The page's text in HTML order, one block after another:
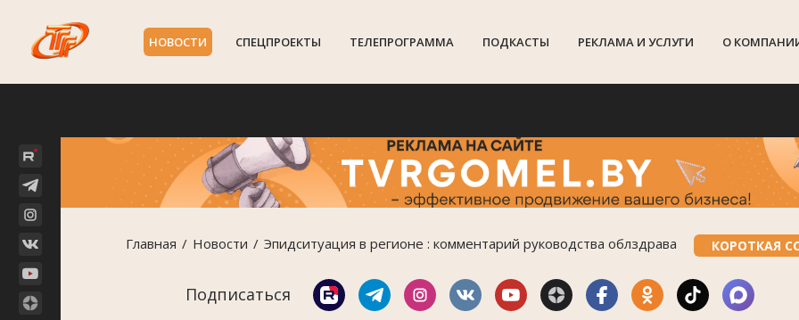
НОВОСТИ СПЕЦПРОЕКТЫ ТЕЛЕПРОГРАММА ПОДКАСТЫ РЕКЛАМА И УСЛУГИ О
Главная Новости Эпидситуация в регионе : комментарий руководства облздрава КОРОТКАЯ
Подписаться